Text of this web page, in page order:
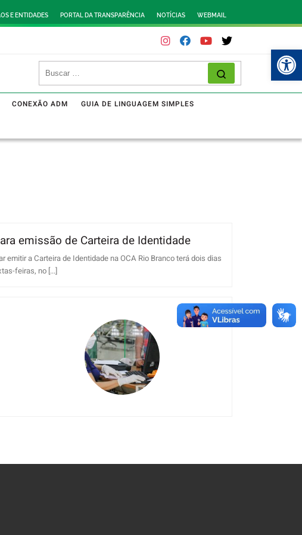
E ENTIDADES PORTAL DA TRANSPARÊNCIA NOTÍCIAS WEBMAIL
CONEXÃO ADM GUIA DE LINGUAGEM SIMPLES
emissão de Carteira de Identidade
emitir a Carteira de Identidade na OCA Rio Branco terá dois dias
feiras, no [...]